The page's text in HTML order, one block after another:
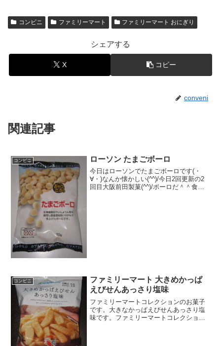
コンビニ ファミリーマート ファミリーマート おにぎり
シェアする
X コピー
conveni
関連記事
コンビニ ローソン たまごボーロ
今日はローソンでたまごボーロです(・
∀・)なんか懐かしい(^^)/今日2回更新の2
回目大阪前田製菓(^^)/ボーロだ＾＾食べ
コンビニ
ファミリーマート 大きめかっぱ
えびせんあっさり塩味
ファミリーマートコレクションのお菓子
です。大きなかっぱえびせんあっさり塩
味です。ファミリーマートコレクション